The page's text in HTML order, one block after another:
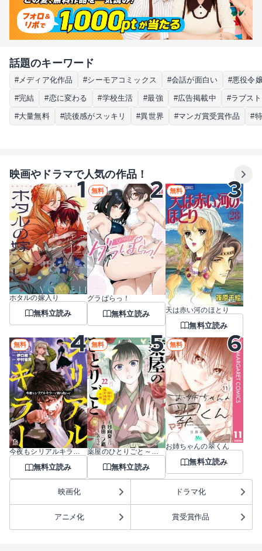
話題のキーワード
#メディア化作品 #シーモアコミックス #会話が面白い #悪役令
#完結 #恋に変わる #学校生活 #最強 #広告掲載中 #ラブス
#大量無料 #読後感がスッキリ #異世界 #マンガ賞受賞作品 #
映画やドラマで人気の作品！
ホタルの嫁入り
無料立読み
無料
グラぱらっ！
無料立読み
無料
天は赤い河のほとり
無料立読み
無料
今夜もシリアルキラーと待ち合わせ
無料立読み
無料
無料立読み
無料
お姉ちゃんの翠くん
無料立読み
映画化 ドラマ化
アニメ化 賞受賞作品